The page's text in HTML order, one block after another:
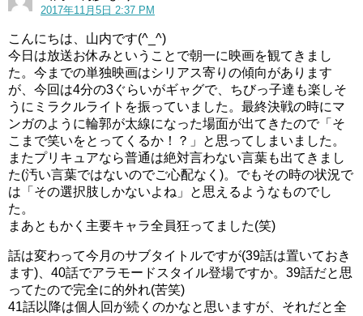
2017年11月5日 2:37 PM
こんにちは、山内です(^_^)
今日は放送お休みということで朝一に映画を観てきまし
た。今までの単独映画はシリアス寄りの傾向があります
が、今回は4分の3ぐらいがギャグで、ちびっ子達も楽しそ
うにミラクルライトを振っていました。最終決戦の時にマ
ンガのように輪郭が太線になった場面が出てきたので「そ
こまで笑いをとってくるか！？」と思ってしまいました。
またプリキュアなら普通は絶対言わない言葉も出てきまし
た(汚い言葉ではないのでご心配なく)。でもその時の状況で
は「その選択肢しかないよね」と思えるようなものでし
た。
まあともかく主要キャラ全員狂ってました(笑)
話は変わって今月のサブタイトルですが(39話は置いておき
ます)、40話でアラモードスタイル登場ですか。39話だと思
ってたので完全に的外れ(苦笑)
41話以降は個人回が続くのかなと思いますが、それだと全